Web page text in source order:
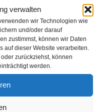
verwalten
wir Technologien wie
und/oder darauf
zustimmst, können wir Daten
auf dieser Website verarbeiten.
zurückziehst, können
werden.
FHB ALMA Arbeitshose
,Hose,Arbeitskleidung